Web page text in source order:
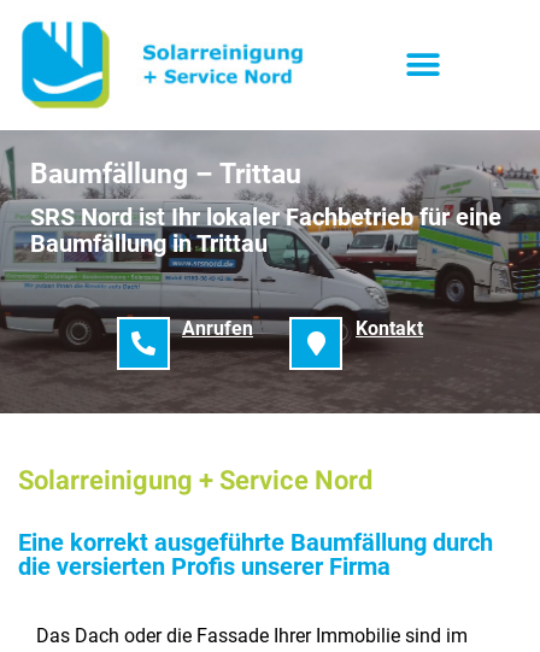
Baumfällung – Trittau
SRS Nord ist Ihr lokaler Fachbetrieb für eine
Baumfällung in Trittau
Anrufen Kontakt
Solarreinigung + Service Nord
Eine korrekt ausgeführte Baumfällung durch
die versierten Profis unserer Firma
Das Dach oder die Fassade Ihrer Immobilie sind im